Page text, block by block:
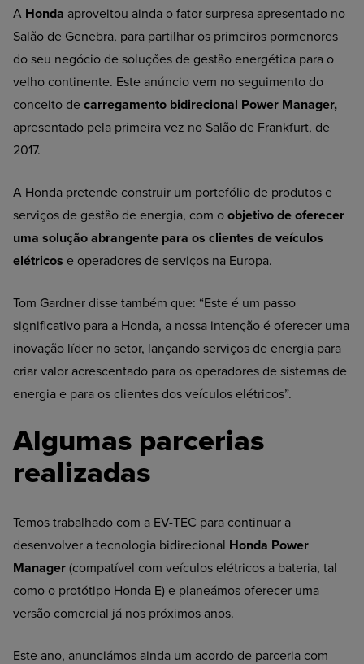
A Honda aproveitou ainda o fator surpresa apresentado no
Salão de Genebra, para partilhar os primeiros pormenores
do seu negócio de soluções de gestão energética para o
velho continente. Este anúncio vem no seguimento do
conceito de carregamento bidirecional Power Manager,
apresentado pela primeira vez no Salão de Frankfurt, de
2017.
A Honda pretende construir um portefólio de produtos e
serviços de gestão de energia, com o objetivo de oferecer
uma solução abrangente para os clientes de veículos
elétricos e operadores de serviços na Europa.
Tom Gardner disse também que: “Este é um passo
significativo para a Honda, a nossa intenção é oferecer uma
inovação líder no setor, lançando serviços de energia para
criar valor acrescentado para os operadores de sistemas de
energia e para os clientes dos veículos elétricos”.
Algumas parcerias
realizadas
Temos trabalhado com a EV-TEC para continuar a
desenvolver a tecnologia bidirecional Honda Power
Manager (compatível com veículos elétricos a bateria, tal
como o protótipo Honda E) e planeámos oferecer uma
versão comercial já nos próximos anos.
Este ano, anunciámos ainda um acordo de parceria com